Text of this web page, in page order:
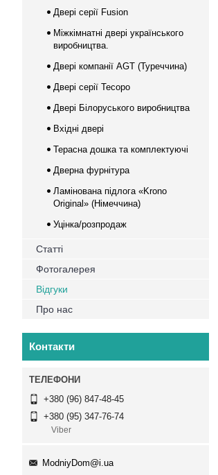
Двері серії Fusion
Міжкімнатні двері українського
виробництва.
Двері компанії AGT (Туреччина)
Двері серії Тесоро
Двері Білоруського виробництва
Вхідні двері
Терасна дошка та комплектуючі
Дверна фурнітура
Ламінована підлога «Krono
Original» (Німеччина)
Уцінка/розпродаж
Статті
Фотогалерея
Відгуки
Про нас
Контакти
+380 (96) 847-48-45
+380 (95) 347-76-74
Viber
ModniyDom@i.ua